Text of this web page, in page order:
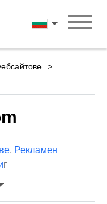
български
, Рекламен
г